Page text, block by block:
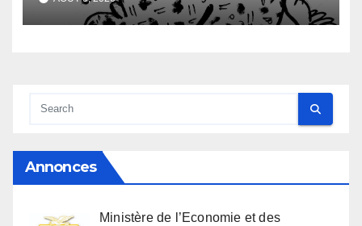
Annonces
Ministère de l’Economie et des